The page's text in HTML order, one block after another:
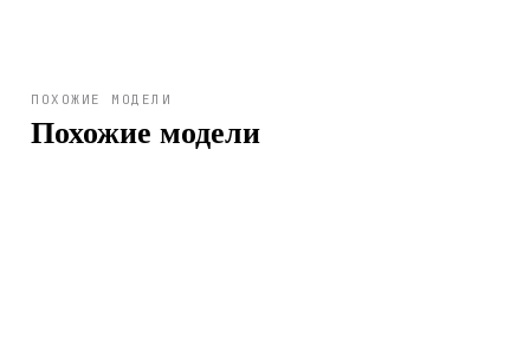
ПОХОЖИЕ МОДЕЛИ
Похожие модели